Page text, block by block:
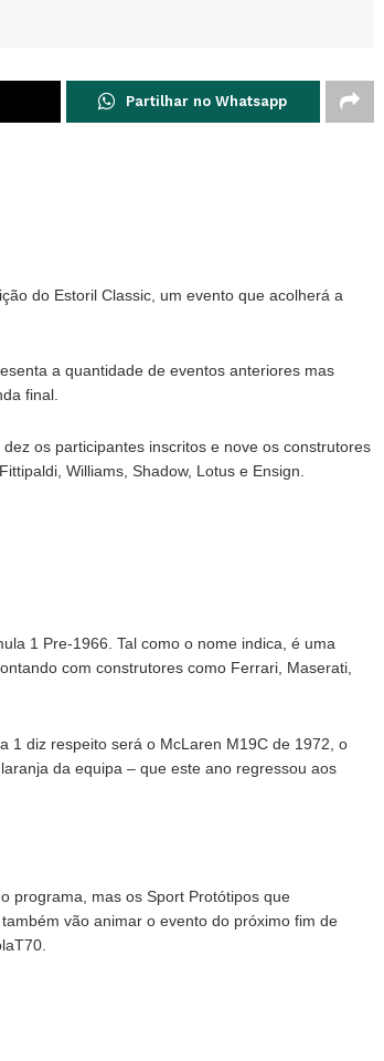
Partilhar no Whatsapp
do Estoril Classic, um evento que acolherá a
a quantidade de eventos anteriores mas
final.
os participantes inscritos e nove os construtores
Williams, Shadow, Lotus e Ensign.
1 Pre-1966. Tal como o nome indica, é uma
com construtores como Ferrari, Maserati,
1 diz respeito será o McLaren M19C de 1972, o
da equipa – que este ano regressou aos
programa, mas os Sport Protótipos que
vão animar o evento do próximo fim de